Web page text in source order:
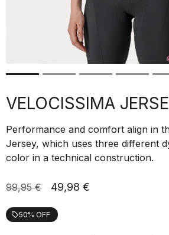
VELOCISSIMA
Performance and comfort align in
Jersey, which uses three different
color in a technical construction.
99,95 € 49,98 €
local_offer50% OFF